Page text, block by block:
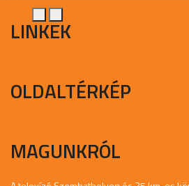
LINKEK
OLDALTÉRKÉP
MAGUNKRÓL